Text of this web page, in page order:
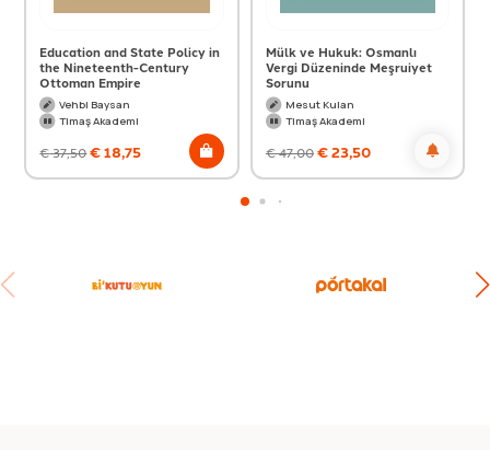
Education and State Policy in
the Nineteenth-Century
Ottoman Empire
Vehbi Baysan
Timaş Akademi
€37,50€18,75
Mülk ve Hukuk: Osmanlı
Vergi Düzeninde Meşruiyet
Sorunu
Mesut Kulan
Timaş Akademi
€47,00€23,50